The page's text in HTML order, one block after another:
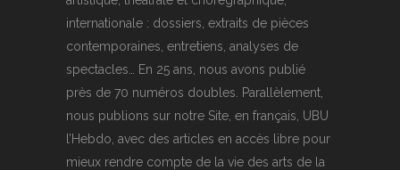
internationale : dossiers, extraits de pièces
contemporaines, entretiens, analyses de
spectacles… En 25 ans, nous avons publié
près de 70 numéros doubles. Parallèlement,
nous publions sur notre Site, en français, UBU
l’Hebdo, avec des articles en accès libre pour
mieux rendre compte de la vie des arts de la